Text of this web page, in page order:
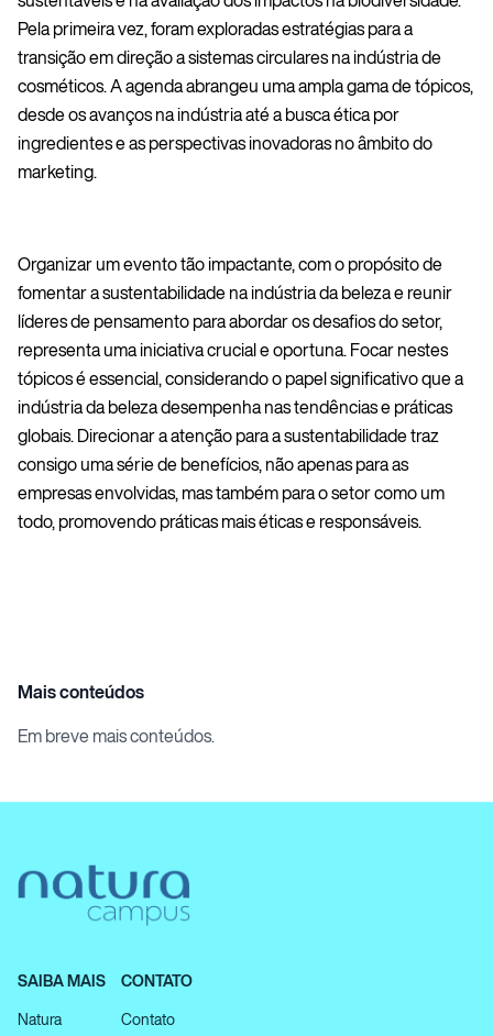
Pela primeira vez, foram exploradas estratégias para a
transição em direção a sistemas circulares na indústria de
cosméticos. A agenda abrangeu uma ampla gama de tópicos,
desde os avanços na indústria até a busca ética por
ingredientes e as perspectivas inovadoras no âmbito do
marketing.
Organizar um evento tão impactante, com o propósito de
fomentar a sustentabilidade na indústria da beleza e reunir
líderes de pensamento para abordar os desafios do setor,
representa uma iniciativa crucial e oportuna. Focar nestes
tópicos é essencial, considerando o papel significativo que a
indústria da beleza desempenha nas tendências e práticas
globais. Direcionar a atenção para a sustentabilidade traz
consigo uma série de benefícios, não apenas para as
empresas envolvidas, mas também para o setor como um
todo, promovendo práticas mais éticas e responsáveis.
Mais conteúdos
Em breve mais conteúdos.
SAIBA MAIS
Natura
CONTATO
Contato